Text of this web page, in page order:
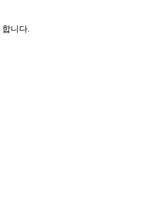
니다.